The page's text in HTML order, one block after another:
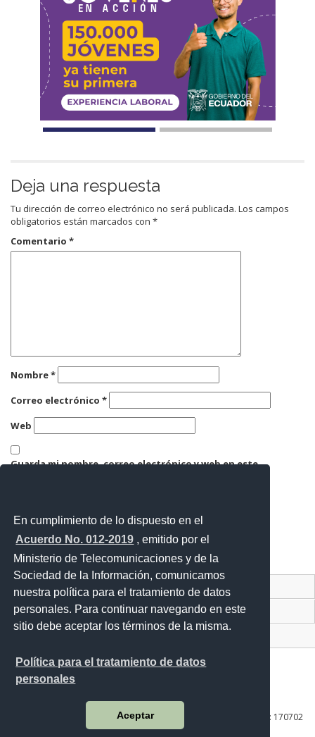
En cumplimiento de lo dispuesto en el
Acuerdo No. 012-2019 , emitido por el
Ministerio de Telecomunicaciones y de la
Sociedad de la Información, comunicamos
nuestra política para el tratamiento de datos
personales. Para continuar navegando en este
sitio debe aceptar los términos de la misma.
Política para el tratamiento de datos
personales
Aceptar
Deja una respuesta
Tu dirección de correo electrónico no será publicada. Los campos
obligatorios están marcados con *
Comentario *
Nombre*
Correo electrónico *
Web
Guarda mi nombre, correo electrónico y web en este
Contacto Ciudadano Digital
Portal Trámites Ciudadanos
Sistema Nacional de Información (SNI)
Av. Lira Ňan entre Amaru Ňan y Quitumbe Ñan
Plataforma Gubernamental de Desarrollo Social | Código Postal: 170702
| Quito - Ecuador